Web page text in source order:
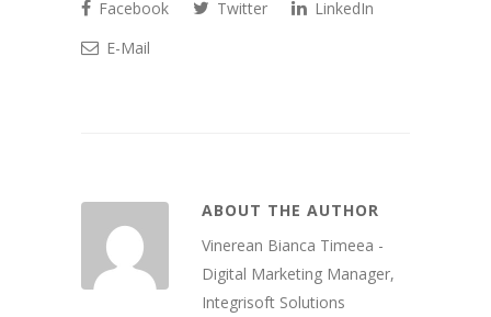
Facebook Twitter
LinkedIn
E-Mail
ABOUT THE AUTHOR
Vinerean Bianca Timeea -
Digital Marketing Manager,
Integrisoft Solutions